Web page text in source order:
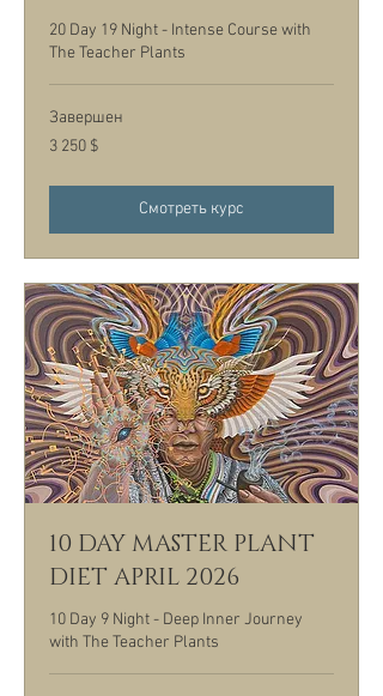
20 Day 19 Night - Intense Course with
The Teacher Plants
Завершен
3 250
долларов
3 250 $
Смотреть курс
10 DAY MASTER PLANT
DIET APRIL 2026
10 Day 9 Night - Deep Inner Journey
with The Teacher Plants